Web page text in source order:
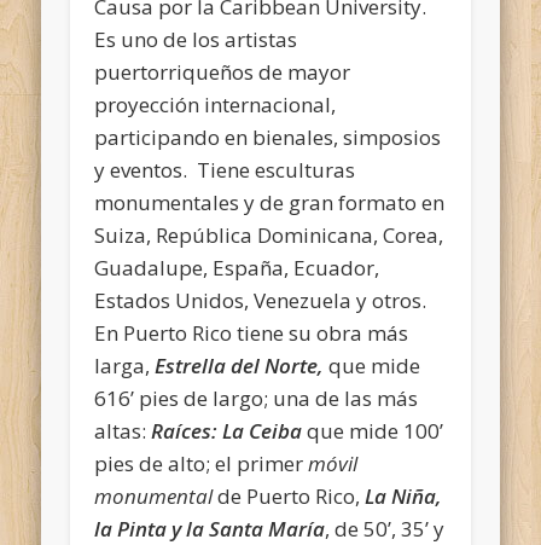
Causa por la Caribbean University.
Es uno de los artistas
puertorriqueños de mayor
proyección internacional,
participando en bienales, simposios
y eventos. Tiene esculturas
monumentales y de gran formato en
Suiza, República Dominicana, Corea,
Guadalupe, España, Ecuador,
Estados Unidos, Venezuela y otros.
En Puerto Rico tiene su obra más
larga,Estrella del Norte, que mide
616’ pies de largo; una de las más
altas:Raíces: La Ceibaque mide 100’
pies de alto; el primermóvil
monumentalde Puerto Rico,La Niña,
la Pinta y la Santa María, de 50’, 35’ y